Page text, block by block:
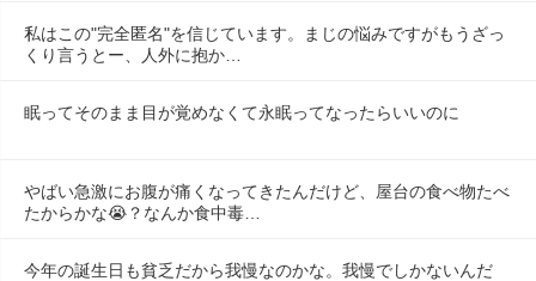
私はこの"完全匿名"を信じています。まじの悩みですがもうざっ
くり言うとー、人外に抱か…
眠ってそのまま目が覚めなくて永眠ってなったらいいのに
やばい急激にお腹が痛くなってきたんだけど、屋台の食べ物たべ
たからかな😭？なんか食中毒…
今年の誕生日も貧乏だから我慢なのかな。我慢でしかないんだ